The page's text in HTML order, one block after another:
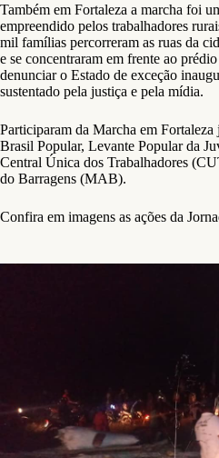
Também em Fortaleza a marcha foi
empreendido pelos trabalhadores
mil famílias percorreram as ruas da
e se concentraram em frente ao
denunciar o Estado de exceção
sustentado pela justiça e pela mídia.
Participaram da Marcha em
Brasil Popular, Levante Popular da
Central Única dos Trabalhadores
do Barragens (MAB).
Confira em imagens as ações da